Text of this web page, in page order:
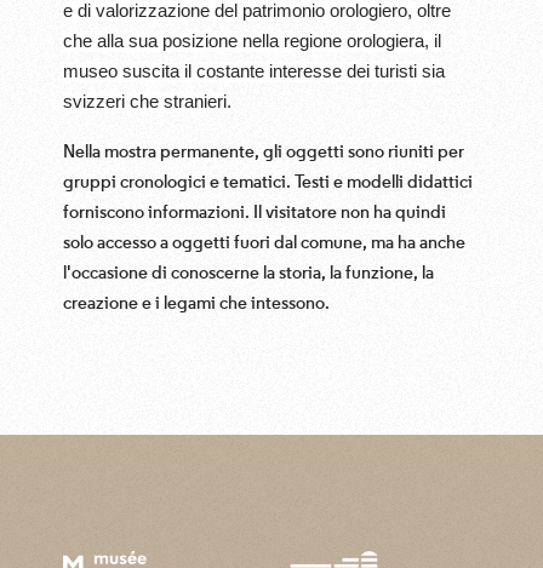
e di valorizzazione del patrimonio orologiero, oltre
che alla sua posizione nella regione orologiera, il
museo suscita il costante interesse dei turisti sia
svizzeri che stranieri.
Nella mostra permanente, gli oggetti sono riuniti per
gruppi cronologici e tematici. Testi e modelli didattici
forniscono informazioni. Il visitatore non ha quindi
solo accesso a oggetti fuori dal comune, ma ha anche
l'occasione di conoscerne la storia, la funzione, la
creazione e i legami che intessono.